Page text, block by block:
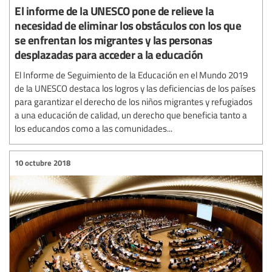
El informe de la UNESCO pone de relieve la
necesidad de eliminar los obstáculos con los que
se enfrentan los migrantes y las personas
desplazadas para acceder a la educación
El Informe de Seguimiento de la Educación en el Mundo 2019
de la UNESCO destaca los logros y las deficiencias de los países
para garantizar el derecho de los niños migrantes y refugiados
a una educación de calidad, un derecho que beneficia tanto a
los educandos como a las comunidades...
10 octubre 2018